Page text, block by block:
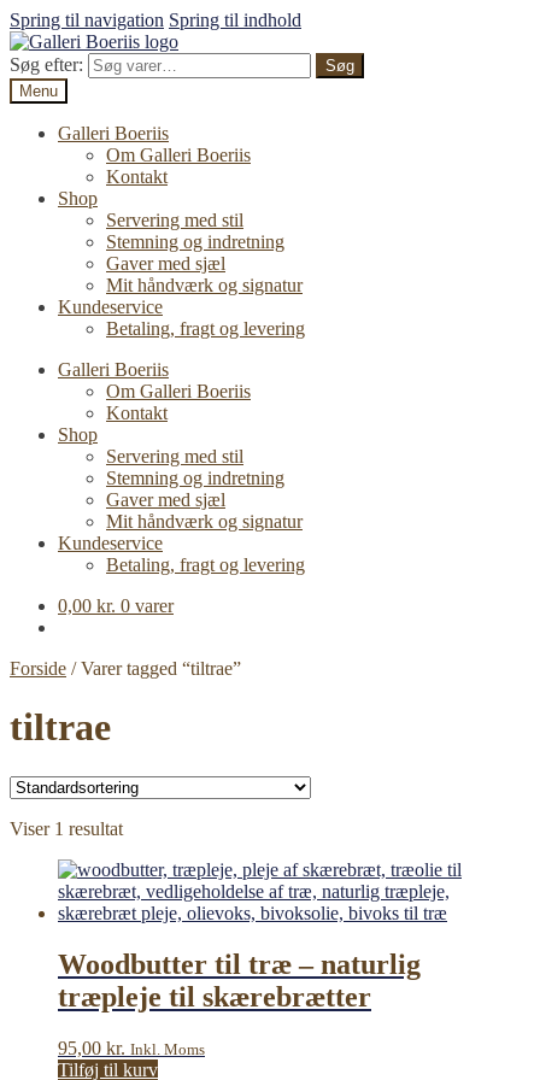
Spring til navigation Spring til indhold
Søg efter:
Søg
Menu
Galleri Boeriis
Om Galleri Boeriis
Kontakt
Shop
Servering med stil
Stemning og indretning
Gaver med sjæl
Mit håndværk og signatur
Kundeservice
Betaling, fragt og levering
Galleri Boeriis
Om Galleri Boeriis
Kontakt
Shop
Servering med stil
Stemning og indretning
Gaver med sjæl
Mit håndværk og signatur
Kundeservice
Betaling, fragt og levering
0,00 kr. 0 varer
Forside /Varer tagged “tiltrae”
tiltrae
Viser 1 resultat
Woodbutter til træ – naturlig
træpleje til skærebrætter
95,00 kr. Inkl. Moms
Tilføj til kurv